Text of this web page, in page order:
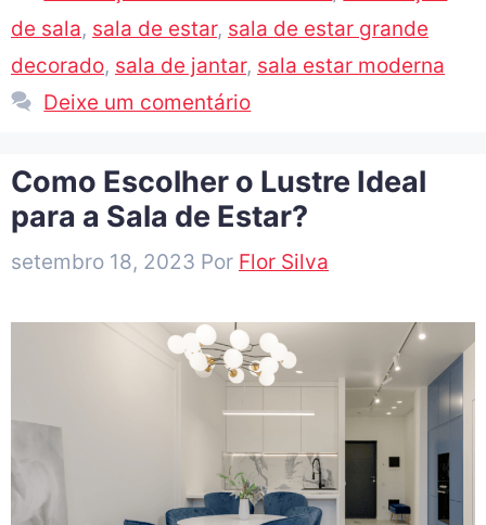
de sala, sala de estar, sala de estar grande
decorado, sala de jantar, sala estar moderna
Deixe um comentário
Como Escolher o Lustre Ideal
para a Sala de Estar?
setembro 18, 2023 Por Flor Silva